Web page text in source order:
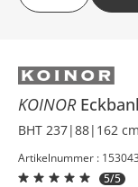
KOINOR
BHT 237|88|162 cm
Artikelnummer :
5/5